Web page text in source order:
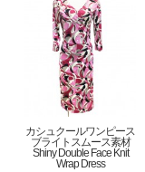
カシュクールワンピース
ブライトスムース素材
Shiny Double Face Knit
Wrap Dress